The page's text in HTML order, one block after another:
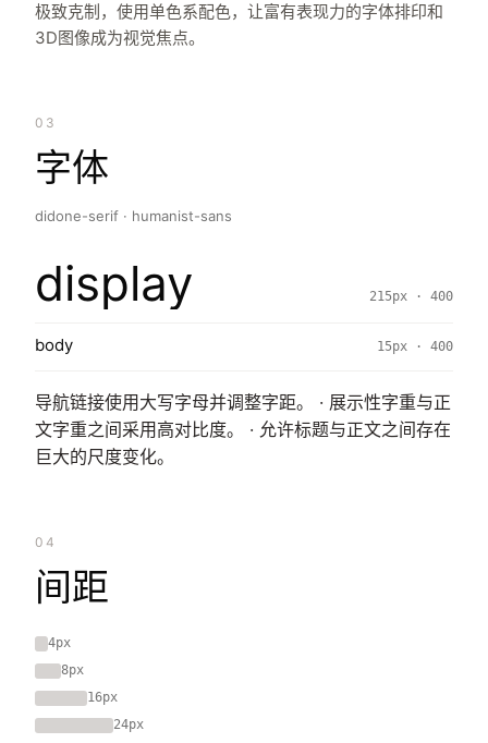
极致克制，使用单色系配色，让富有表现力的字体排印和
3D图像成为视觉焦点。
03
字体
didone-serif · humanist-sans
display 215px · 400
body 15px · 400
导航链接使用大写字母并调整字距。 · 展示性字重与正
文字重之间采用高对比度。 · 允许标题与正文之间存在
巨大的尺度变化。
04
间距
4px
8px
16px
24px